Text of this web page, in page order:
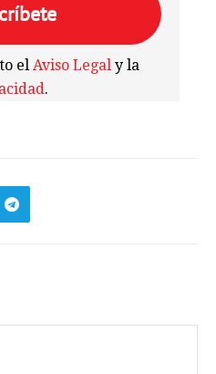
elAviso Legal y la
.